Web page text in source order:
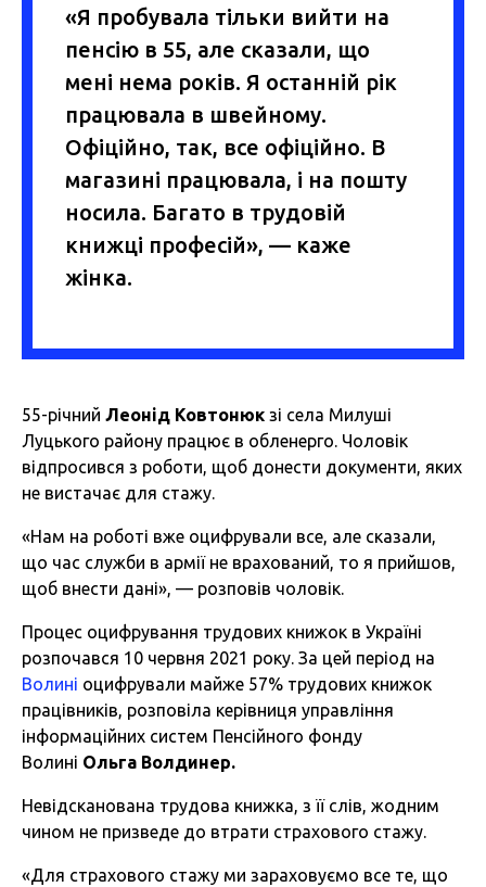
«Я пробувала тільки вийти на
пенсію в 55, але сказали, що
мені нема років. Я останній рік
працювала в швейному.
Офіційно, так, все офіційно. В
магазині працювала, і на пошту
носила. Багато в трудовій
книжці професій», — каже
жінка.
55-річний Леонід Ковтонюк зі села Милуші
Луцького району працює в обленерго. Чоловік
відпросився з роботи, щоб донести документи, яких
не вистачає для стажу.
«Нам на роботі вже оцифрували все, але сказали,
що час служби в армії не врахований, то я прийшов,
щоб внести дані», — розповів чоловік.
Процес оцифрування трудових книжок в Україні
розпочався 10 червня 2021 року. За цей період на
Волині оцифрували майже 57% трудових книжок
працівників, розповіла керівниця управління
інформаційних систем Пенсійного фонду
Волині Ольга Волдинер.
Невідсканована трудова книжка, з її слів, жодним
чином не призведе до втрати страхового стажу.
«Для страхового стажу ми зараховуємо все те, що